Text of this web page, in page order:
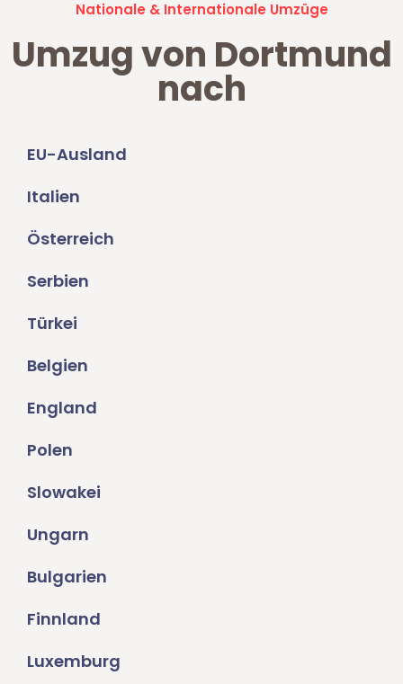
Nationale & Internationale Umzüge
Umzug von Dortmund
nach
EU-Ausland
Italien
Österreich
Serbien
Türkei
Belgien
England
Polen
Slowakei
Ungarn
Bulgarien
Finnland
Luxemburg